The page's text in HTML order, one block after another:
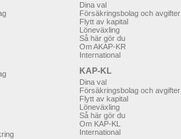
Dina val
Försäkringsbolag och avgifter
Flytt av kapital
Löneväxling
Så här gör du
Om AKAP-KR
International
KAP-KL
Dina val
Försäkringsbolag och avgifter
Flytt av kapital
Löneväxling
Så här gör du
Om KAP-KL
International